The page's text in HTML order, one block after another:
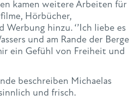
kamen weitere Arbeiten für
Hörbücher,
hinzu. ‘’Ich liebe es
und am Rande der Berge
ein Gefühl von Freiheit und
beschreiben Michaelas
und frisch.